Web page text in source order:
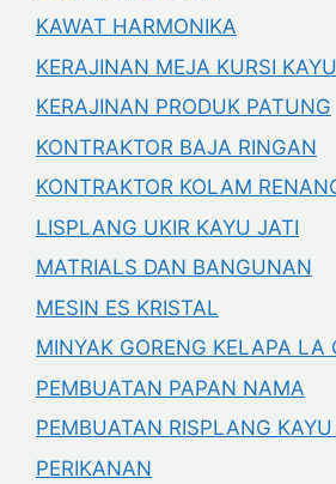
KAWAT HARMONIKA
KERAJINAN MEJA KURSI
KERAJINAN PRODUK PATUNG
KONTRAKTOR BAJA RINGAN
KONTRAKTOR KOLAM
LISPLANG UKIR KAYU JATI
MATRIALS DAN BANGUNAN
MESIN ES KRISTAL
MINYAK GORENG KELAPA LA
PEMBUATAN PAPAN NAMA
PEMBUATAN RISPLANG
PERIKANAN